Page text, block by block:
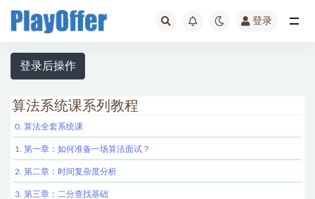
登录
登录后操作
算法系统课系列教程
0. 算法全套系统课
1. 第一章：如何准备一场算法面试？
2. 第二章：时间复杂度分析
3. 第三章：二分查找基础